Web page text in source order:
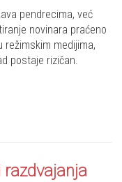
pendrecima, već
novinara praćeno
režimskim medijima,
postaje rizičan.
razdvajanja